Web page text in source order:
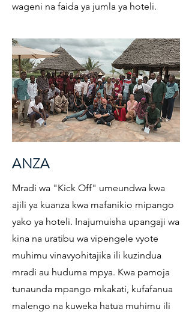
wageni na faida ya jumla ya hoteli.
ANZA
Mradi wa "Kick Off" umeundwa kwa
ajili ya kuanza kwa mafanikio mipango
yako ya hoteli. Inajumuisha upangaji wa
kina na uratibu wa vipengele vyote
muhimu vinavyohitajika ili kuzindua
mradi au huduma mpya. Kwa pamoja
tunaunda mpango mkakati, kufafanua
malengo na kuweka hatua muhimu ili